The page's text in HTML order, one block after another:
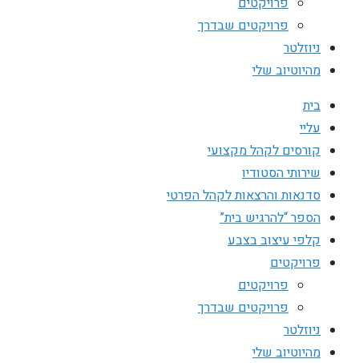
פרויקטים שבדרך
ניוזלטר
מהיוטיוב שלי
בית
עליי
קורסים לקהל מקצועי
שירותי הסטודיו
סדנאות והרצאות לקהל הפרטי
הספר “להרגיש בית”
קלפי עיצוב בצבע
פרויקטים
פרויקטים
פרויקטים שבדרך
ניוזלטר
מהיוטיוב שלי